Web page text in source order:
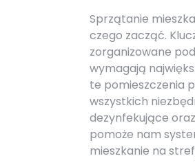
Sprzątanie
czego zacząć.
zorganizowane
wymagają
te pomieszczenia
wszystkich
dezynfekujące
pomoże nam
mieszkanie na